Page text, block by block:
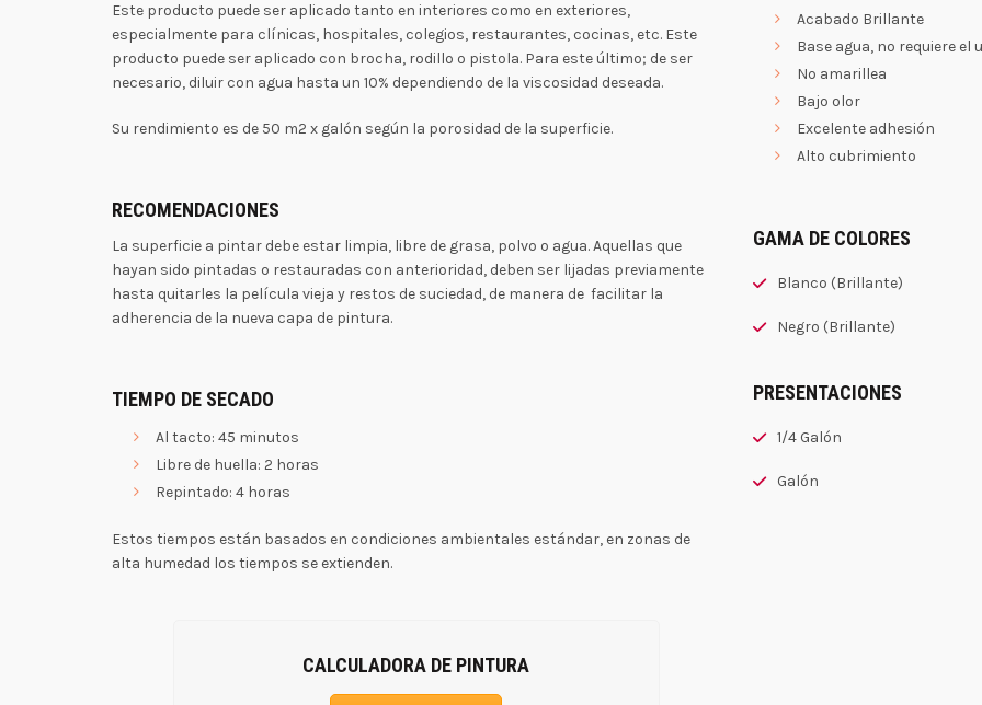
Este producto puede ser aplicado tanto en interiores como en exteriores,
especialmente para clínicas, hospitales, colegios, restaurantes, cocinas, etc. Este
producto puede ser aplicado con brocha, rodillo o pistola. Para este último; de ser
necesario, diluir con agua hasta un 10% dependiendo de la viscosidad deseada.
Su rendimiento es de 50 m2 x galón según la porosidad de la superficie.
RECOMENDACIONES
La superficie a pintar debe estar limpia, libre de grasa, polvo o agua. Aquellas que
hayan sido pintadas o restauradas con anterioridad, deben ser lijadas previamente
hasta quitarles la película vieja y restos de suciedad, de manera de facilitar la
adherencia de la nueva capa de pintura.
TIEMPO DE SECADO
Al tacto: 45 minutos
Libre de huella: 2 horas
Repintado: 4 horas
Estos tiempos están basados en condiciones ambientales estándar, en zonas de
alta humedad los tiempos se extienden.
Acabado Brillante
Base agua, no requiere el
No amarillea
Bajo olor
Excelente adhesión
Alto cubrimiento
GAMA DE COLORES
Blanco (Brillante)
Negro (Brillante)
PRESENTACIONES
1/4 Galón
Galón
CALCULADORA DE PINTURA